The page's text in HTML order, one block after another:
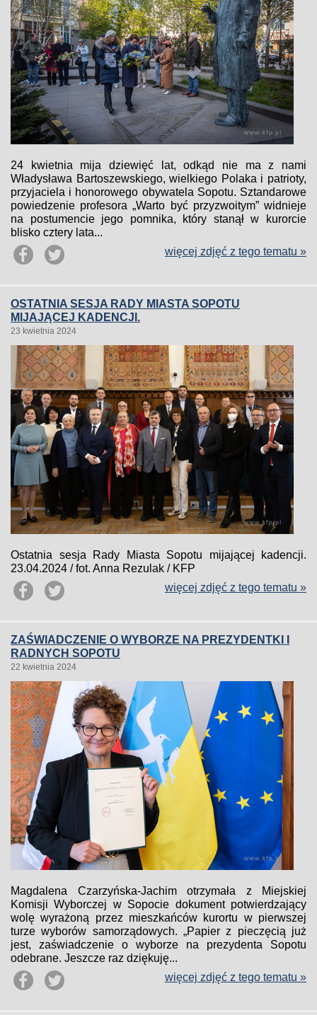
24 kwietnia mija dziewięć lat, odkąd nie ma z nami
Władysława Bartoszewskiego, wielkiego Polaka i patrioty,
przyjaciela i honorowego obywatela Sopotu. Sztandarowe
powiedzenie profesora „Warto być przyzwoitym” widnieje
na postumencie jego pomnika, który stanął w kurorcie
blisko cztery lata...
więcej zdjęć z tego tematu »
OSTATNIA SESJA RADY MIASTA SOPOTU
MIJAJĄCEJ KADENCJI.
23 kwietnia 2024
Ostatnia sesja Rady Miasta Sopotu mijającej kadencji.
23.04.2024 / fot. Anna Rezulak / KFP
więcej zdjęć z tego tematu »
ZAŚWIADCZENIE O WYBORZE NA PREZYDENTKI I
RADNYCH SOPOTU
22 kwietnia 2024
Magdalena Czarzyńska-Jachim otrzymała z Miejskiej
Komisji Wyborczej w Sopocie dokument potwierdzający
wolę wyrażoną przez mieszkańców kurortu w pierwszej
turze wyborów samorządowych. „Papier z pieczęcią już
jest, zaświadczenie o wyborze na prezydenta Sopotu
odebrane. Jeszcze raz dziękuję...
więcej zdjęć z tego tematu »